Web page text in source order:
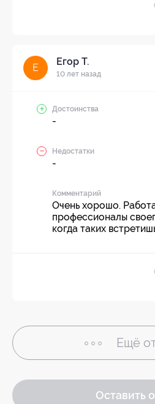
Е
Егор Т.
10 лет назад
Достоинства
-
Недостатки
-
Комментарий
Очень хорошо.
профессионалы
когда таких
Ещё
Оставить